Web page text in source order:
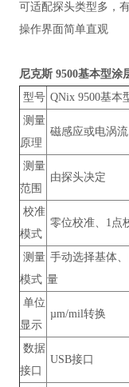
可适配探头类型多，
操作界面简单直观
尼克斯 9500基本型涂
型号 QNix 9500基本
测量
原理
磁感应或电涡
测量
范围
由探头决定
校准
模式
零位校准、1点
测量
模式
手动选择基体
量
单位
显示
µm/mil转换
数据
接口
USB接口